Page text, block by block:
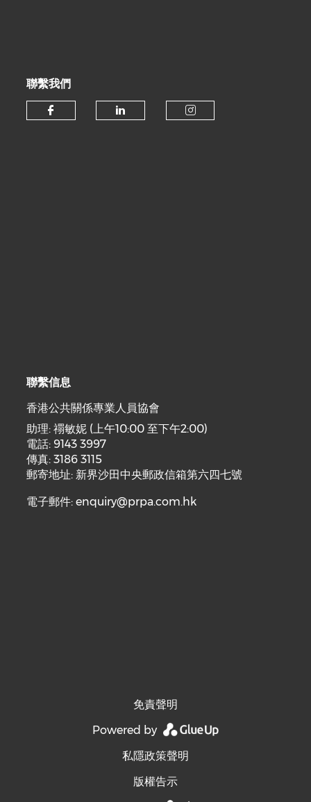
聯繫我們
聯繫信息
香港公共關係專業人員協會
助理: 禤敏妮 (上午10:00 至下午2:00)
電話: 9143 3997
傳真: 3186 3115
郵寄地址: 新界沙田中央郵政信箱第六四七號
電子郵件:enquiry@prpa.com.hk
免責聲明
Powered by
私隱政策聲明
版權告示